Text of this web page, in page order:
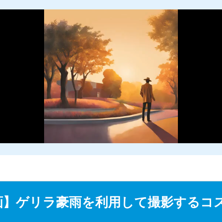
M
t
ゲリラ豪雨を利用して撮影するコ